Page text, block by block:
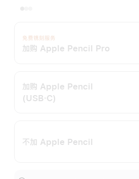
免费镌刻服务
加购 Apple Pencil Pro
加购 Apple Pencil
(USB‑C)
不加 Apple Pencil